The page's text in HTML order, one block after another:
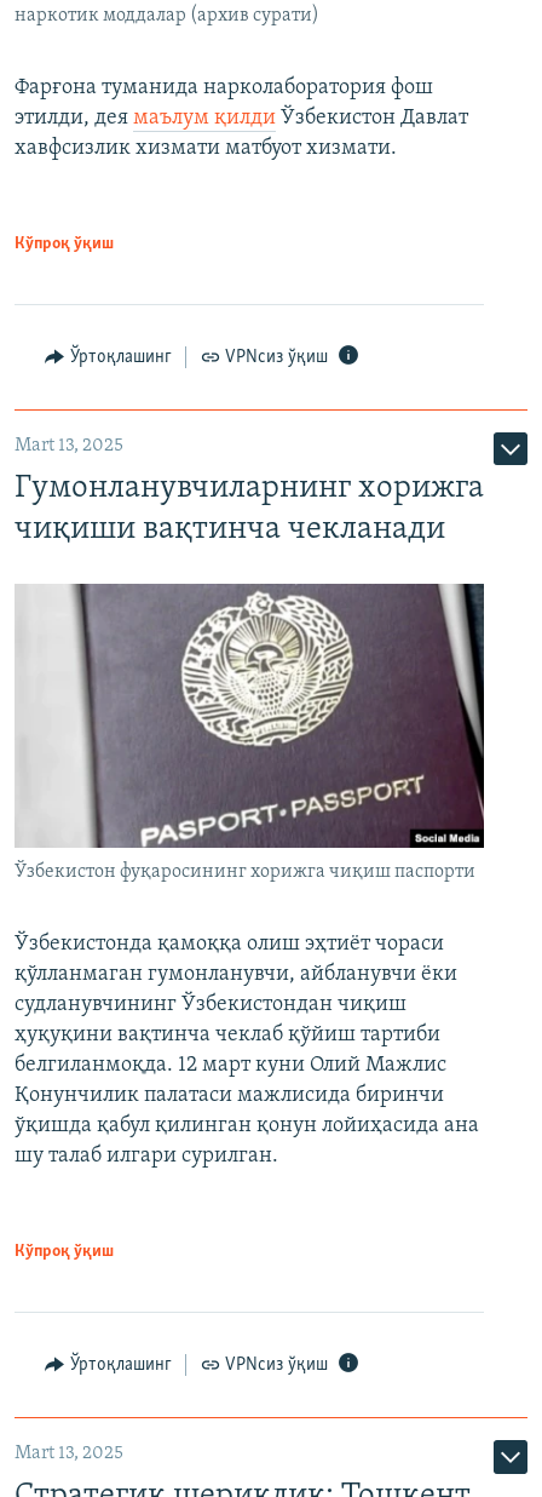
наркотик моддалар (архив сурати)
Фарғона туманида нарколаборатория фош
этилди, дея маълум қилди Ўзбекистон Давлат
хавфсизлик хизмати матбуот хизмати.
Кўпроқ ўқиш
Ўртоқлашинг VPNсиз ўқиш
Mart 13, 2025
Гумонланувчиларнинг хорижга
чиқиши вақтинча чекланади
Ўзбекистон фуқаросининг хорижга чиқиш паспорти
Ўзбекистонда қамоққа олиш эҳтиёт чораси
қўлланмаган гумонланувчи, айбланувчи ёки
судланувчининг Ўзбекистондан чиқиш
ҳуқуқини вақтинча чеклаб қўйиш тартиби
белгиланмоқда. 12 март куни Олий Мажлис
Қонунчилик палатаси мажлисида биринчи
ўқишда қабул қилинган қонун лойиҳасида ана
шу талаб илгари сурилган.
Кўпроқ ўқиш
Ўртоқлашинг VPNсиз ўқиш
Mart 13, 2025